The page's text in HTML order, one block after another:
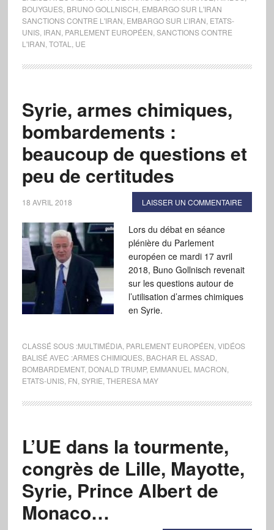
BOUYGUES, BRUNO GOLLNISCH EMBARGO SUR L'IRAN
SANCTIONS CONTRE L'IRAN EMBARGO SUR L’IRAN ETATS-
UNIS, IRAN PARLEMENT EUROPÉEN SANCTIONS CONTRE
L'IRAN TOTAL UE
Syrie, armes chimiques,
bombardements :
beaucoup de questions et
peu de certitudes
18 AVRIL 2018 LAISSER UN COMMENTAIRE
Lors du débat en séance
plénière du Parlement
européen ce mardi 17 avril
2018, Buno Gollnisch revenait
sur les questions autour de
l’utilisation d’armes chimiques
en Syrie.
CLASSÉ SOUS :MULTIMÉDIA, PARLEMENT EUROPÉEN VIDÉOS
BALISÉ AVEC :ARMES CHIMIQUES, BACHAR EL ASSAD
BOMBARDEMENT, DONALD TRUMP, EMMANUEL MACRON
ETATS-UNIS, FN SYRIE THERESA MAY
L’UE dans la tourmente,
congrès de Lille, Mayotte,
Syrie, Prince Albert de
Monaco…